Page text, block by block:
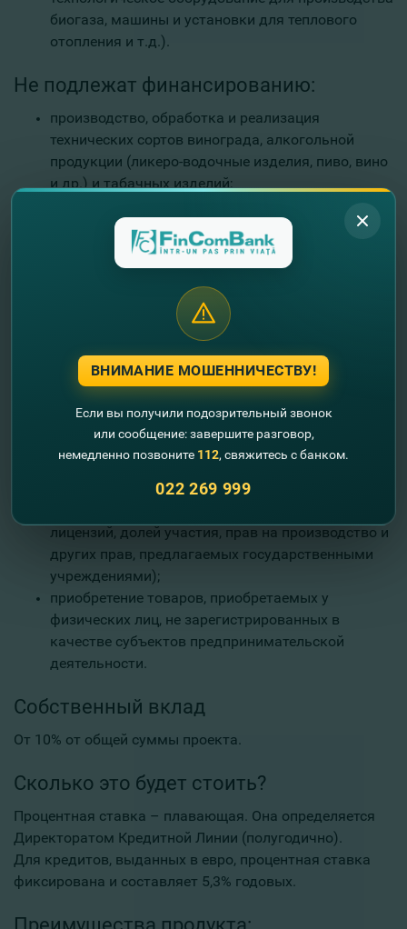
биогаза, машины и установки для теплового
отопления и т.д.).
Не подлежат финансированию:
производство, обработка и реализация
технических сортов винограда, алкогольной
продукции (ликеро-водочные изделия, пиво, вино
и др.) и табачных изделий;
приобретения активов, необходимых для
коммерциализации собственного производства);
пассажирские/рабочие перевозки, услуги такси;
оплата любых налогов (включая НДС), долгов,
строительство жилых домов, административных
и коммерческих зданий;
закупка пестицидов, услуг и другие виды
среде;
приобретение/аренда земли и существующих
производственных зданий/складов и т.д. ;
приобретение нематериальных активов (затраты
лицензий, долей участия, прав на производство и
других прав, предлагаемых государственными
учреждениями);
приобретение товаров, приобретаемых у
физических лиц, не зарегистрированных в
качестве субъектов предпринимательской
деятельности.
Собственный вклад
От 10% от общей суммы проекта.
Сколько это будет стоить?
Процентная ставка – плавающая. Она определяется
Директоратом Кредитной Линии (полугодично).
Для кредитов, выданных в евро, процентная ставка
фиксирована и составляет 5,3% годовых.
ВНИМАНИЕ МОШЕННИЧЕСТВУ!
Если вы получили подозрительный звонок
или сообщение: завершите разговор,
немедленно позвоните 112, свяжитесь с банком.
022 269 999